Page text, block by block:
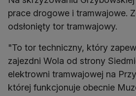
prace drogowe i tramwajowe.
odsłonięty tor tramwajowy.
"To tor techniczny, który
zajezdni Wola od strony
elektrowni tramwajowej na
której funkcjonuje obecnie